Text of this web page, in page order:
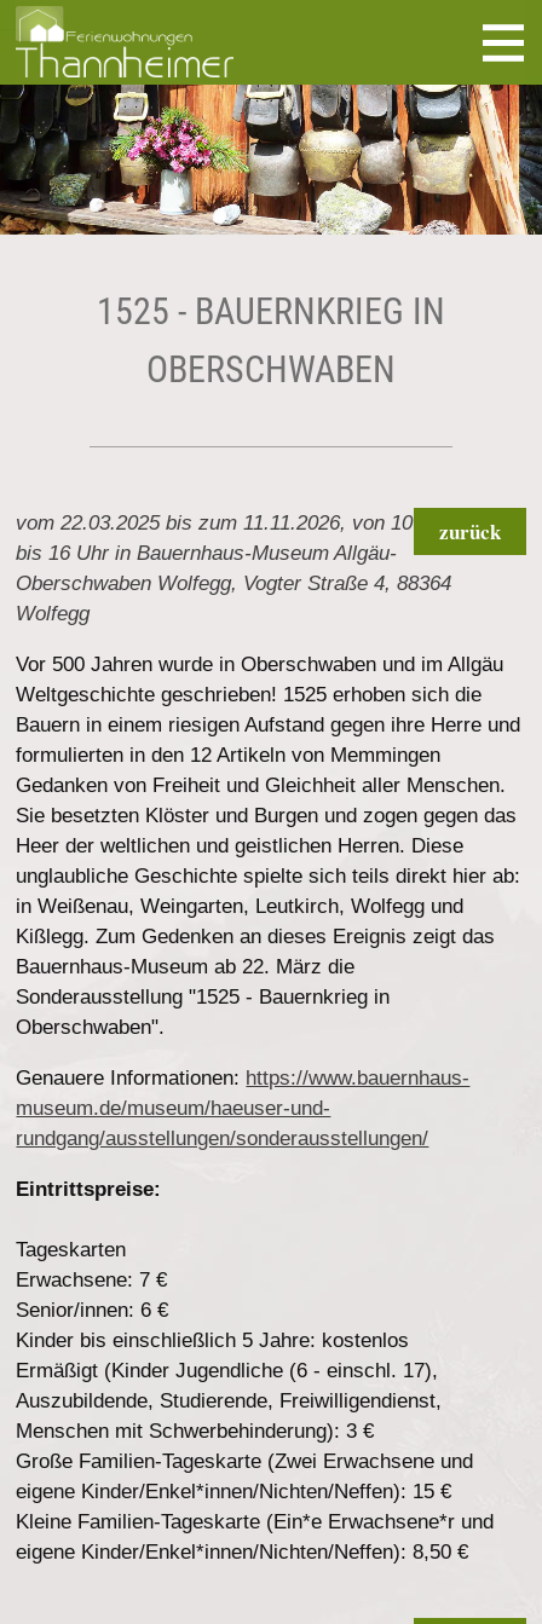
direkt zur Navigation
direkt zum Inhalt
1525 - BAUERNKRIEG IN
OBERSCHWABEN
zurück
vom 22.03.2025 bis zum 11.11.2026, von 10
bis 16 Uhr in Bauernhaus-Museum Allgäu-
Oberschwaben Wolfegg, Vogter Straße 4, 88364
Wolfegg
Vor 500 Jahren wurde in Oberschwaben und im Allgäu
Weltgeschichte geschrieben! 1525 erhoben sich die
Bauern in einem riesigen Aufstand gegen ihre Herre und
formulierten in den 12 Artikeln von Memmingen
Gedanken von Freiheit und Gleichheit aller Menschen.
Sie besetzten Klöster und Burgen und zogen gegen das
Heer der weltlichen und geistlichen Herren. Diese
unglaubliche Geschichte spielte sich teils direkt hier ab:
in Weißenau, Weingarten, Leutkirch, Wolfegg und
Kißlegg. Zum Gedenken an dieses Ereignis zeigt das
Bauernhaus-Museum ab 22. März die
Sonderausstellung "1525 - Bauernkrieg in
Oberschwaben".
Genauere Informationen: https://www.bauernhaus-
museum.de/museum/haeuser-und-
rundgang/ausstellungen/sonderausstellungen/
Eintrittspreise:
Tageskarten
Erwachsene: 7 €
Senior/innen: 6 €
Kinder bis einschließlich 5 Jahre: kostenlos
Ermäßigt (Kinder Jugendliche (6 - einschl. 17),
Auszubildende, Studierende, Freiwilligendienst,
Menschen mit Schwerbehinderung): 3 €
Große Familien-Tageskarte (Zwei Erwachsene und
eigene Kinder/Enkel*innen/Nichten/Neffen): 15 €
Kleine Familien-Tageskarte (Ein*e Erwachsene*r und
eigene Kinder/Enkel*innen/Nichten/Neffen): 8,50 €